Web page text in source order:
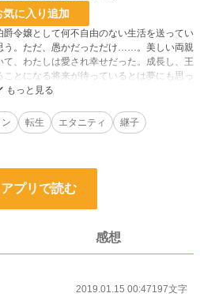
気に入り追加
令嬢として何不自由のない生活を送ってい
う。ただ、愚かだっただけ……。美しい両親
、わたしは愛され幸せだった。成長し、王
とになる将来が待っているとは夢にも思っ
との婚約を破棄する！！」まで行きたいの
歩から……
件
転生 エタニティ
継子
アプリで読む
感想
2019.01.15 00:47197文字